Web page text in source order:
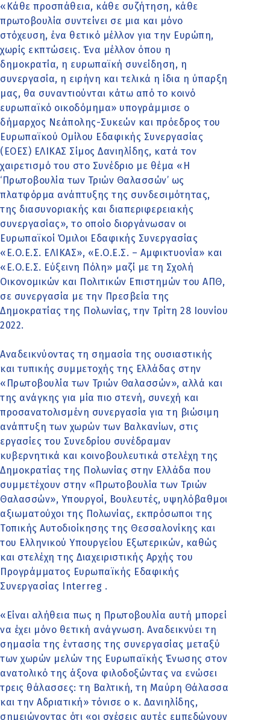
«Κάθε προσπάθεια, κάθε συζήτηση, κάθε
πρωτοβουλία συντείνει σε μια και μόνο
στόχευση, ένα θετικό μέλλον για την Ευρώπη,
χωρίς εκπτώσεις. Ένα μέλλον όπου η
δημοκρατία, η ευρωπαϊκή συνείδηση, η
συνεργασία, η ειρήνη και τελικά η ίδια η ύπαρξη
μας, θα συναντιούνται κάτω από το κοινό
ευρωπαϊκό οικοδόμημα» υπογράμμισε ο
δήμαρχος Νεάπολης-Συκεών και πρόεδρος του
Ευρωπαϊκού Ομίλου Εδαφικής Συνεργασίας
(ΕΟΕΣ) ΕΛΙΚΑΣ Σίμος Δανιηλίδης, κατά τον
χαιρετισμό του στο Συνέδριο με θέμα «Η
‘Πρωτοβουλία των Τριών Θαλασσών’ ως
πλατφόρμα ανάπτυξης της συνδεσιμότητας,
της διασυνοριακής και διαπεριφερειακής
συνεργασίας», το οποίο διοργάνωσαν οι
Ευρωπαϊκοί Όμιλοι Εδαφικής Συνεργασίας
«Ε.Ο.Ε.Σ. ΕΛΙΚΑΣ», «Ε.Ο.Ε.Σ. – Αμφικτυονία» και
«Ε.Ο.Ε.Σ. Εύξεινη Πόλη» μαζί με τη Σχολή
Οικονομικών και Πολιτικών Επιστημών του ΑΠΘ,
σε συνεργασία με την Πρεσβεία της
Δημοκρατίας της Πολωνίας, την Τρίτη 28 Ιουνίου
2022.
Αναδεικνύοντας τη σημασία της ουσιαστικής
και τυπικής συμμετοχής της Ελλάδας στην
«Πρωτοβουλία των Τριών Θαλασσών», αλλά και
της ανάγκης για μία πιο στενή, συνεχή και
προσανατολισμένη συνεργασία για τη βιώσιμη
ανάπτυξη των χωρών των Βαλκανίων, στις
εργασίες του Συνεδρίου συνέδραμαν
κυβερνητικά και κοινοβουλευτικά στελέχη της
Δημοκρατίας της Πολωνίας στην Ελλάδα που
συμμετέχουν στην «Πρωτοβουλία των Τριών
Θαλασσών», Υπουργοί, Βουλευτές, υψηλόβαθμοι
αξιωματούχοι της Πολωνίας, εκπρόσωποι της
Τοπικής Αυτοδιοίκησης της Θεσσαλονίκης και
του Ελληνικού Υπουργείου Εξωτερικών, καθώς
και στελέχη της Διαχειριστικής Αρχής του
Προγράμματος Ευρωπαϊκής Εδαφικής
Συνεργασίας Interreg .
«Είναι αλήθεια πως η Πρωτοβουλία αυτή μπορεί
να έχει μόνο θετική ανάγνωση. Αναδεικνύει τη
σημασία της έντασης της συνεργασίας μεταξύ
των χωρών μελών της Ευρωπαϊκής Ένωσης στον
ανατολικό της άξονα φιλοδοξώντας να ενώσει
τρεις θάλασσες: τη Βαλτική, τη Μαύρη Θάλασσα
και την Αδριατική» τόνισε ο κ. Δανιηλίδης,
σημειώνοντας ότι «οι σχέσεις αυτές εμπεδώνουν